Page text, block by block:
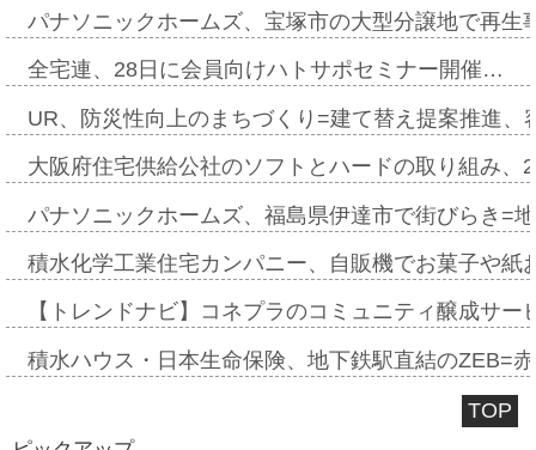
パナソニックホームズ、宝塚市の大型分譲地で再
全宅連、28日に会員向けハトサポセミナー開催…
UR、防災性向上のまちづくり=建て替え提案推進
大阪府住宅供給公社のソフトとハードの取り組み
パナソニックホームズ、福島県伊達市で街びらき=
積水化学工業住宅カンパニー、自販機でお菓子や
【トレンドナビ】コネプラのコミュニティ醸成サ
積水ハウス・日本生命保険、地下鉄駅直結のZEB=
TOP